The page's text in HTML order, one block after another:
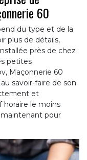
60
du type et de la
plus de détails,
près de chez
petites
Maçonnerie 60
savoir-faire de son
et
horaire le moins
maintenant pour